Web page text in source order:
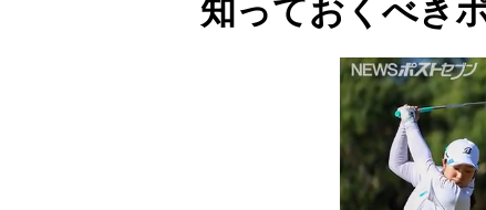
知っておくべき